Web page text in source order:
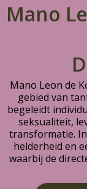
Mano
Mano Leon de
gebied van
begeleidt
seksualiteit,
transformatie.
helderheid en
waarbij de